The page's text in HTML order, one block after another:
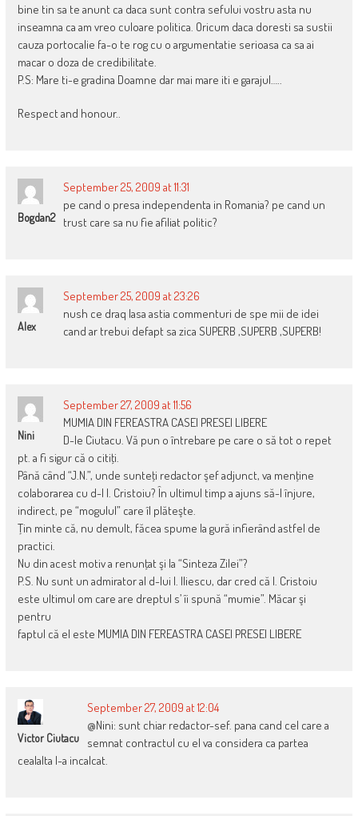
bine tin sa te anunt ca daca sunt contra sefului vostru asta nu
inseamna ca am vreo culoare politica. Oricum daca doresti sa sustii
cauza portocalie fa-o te rog cu o argumentatie serioasa ca sa ai
macar o doza de credibilitate.
P.S: Mare ti-e gradina Doamne dar mai mare iti e garajul…..
Respect and honour..
Bogdan2
September 25, 2009 at 11:31
pe cand o presa independenta in Romania? pe cand un
trust care sa nu fie afiliat politic?
Alex
September 25, 2009 at 23:26
nush ce draq lasa astia commenturi de spe mii de idei
cand ar trebui defapt sa zica SUPERB ,SUPERB ,SUPERB!
Nini
September 27, 2009 at 11:56
MUMIA DIN FEREASTRA CASEI PRESEI LIBERE
D-le Ciutacu. Vă pun o întrebare pe care o să tot o repet
pt. a fi sigur că o citiţi.
Până când “J.N.”, unde sunteţi redactor şef adjunct, va menţine
colaborarea cu d-l I. Cristoiu? În ultimul timp a ajuns să-l înjure,
indirect, pe “mogulul” care îl plăteşte.
Ţin minte că, nu demult, făcea spume la gură infierând astfel de
practici.
Nu din acest motiv a renunţat şi la “Sinteza Zilei”?
P.S. Nu sunt un admirator al d-lui I. Iliescu, dar cred că I. Cristoiu
este ultimul om care are dreptul s’ îi spună “mumie”. Măcar şi
pentru
faptul că el este MUMIA DIN FEREASTRA CASEI PRESEI LIBERE
Victor Ciutacu
September 27, 2009 at 12:04
@Nini: sunt chiar redactor-sef. pana cand cel care a
semnat contractul cu el va considera ca partea
cealalta l-a incalcat.